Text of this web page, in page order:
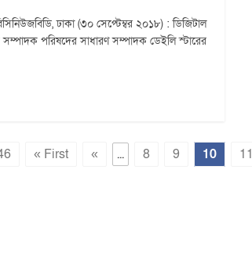
ঢাকা (৩০ সেপ্টেম্বর ২০১৮) : ডিজিটাল
সম্পাদক পরিষদের সাধারণ সম্পাদক ডেইলি স্টারের
« First « ... 8 9 10 11